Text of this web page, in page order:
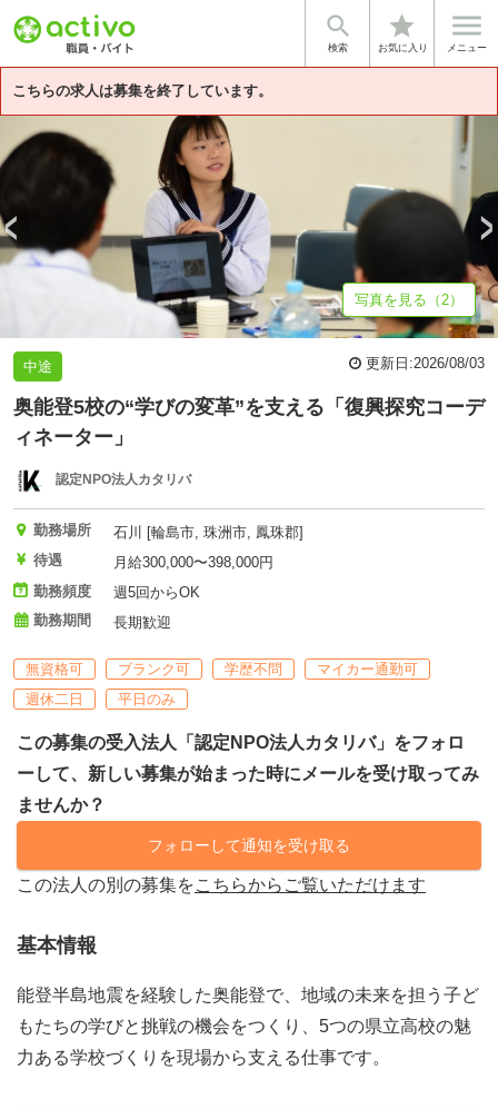

検索
star
お気に入り

メニュー
こちらの求人は募集を終了しています。
基本情報 募集背景 体験談・雰囲気 法人情報
写真を見る（2）
中途 更新日:2026/08/03
奥能登5校の“学びの変革”を支える「復興探究コーデ
ィネーター」
認定NPO法人カタリバ
勤務場所
石川 [輪島市, 珠洲市, 鳳珠郡]
待遇
月給300,000〜398,000円
勤務頻度
週5回からOK
勤務期間
長期歓迎
無資格可 ブランク可 学歴不問
マイカー通勤可
週休二日
平日のみ
この募集の受入法人「認定NPO法人カタリバ」をフォロ
ーして、新しい募集が始まった時にメールを受け取ってみ
ませんか？
フォローして通知を受け取る
この法人の別の募集をこちらからご覧いただけます
基本情報
能登半島地震を経験した奥能登で、地域の未来を担う子ど
もたちの学びと挑戦の機会をつくり、5つの県立高校の魅
力ある学校づくりを現場から支える仕事です。